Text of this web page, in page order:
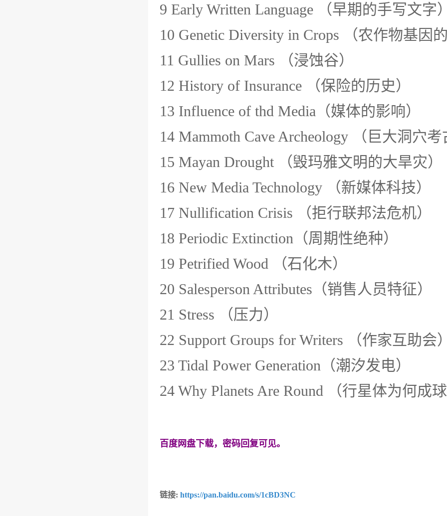
9 Early Written Language （早期的手写文字
10 Genetic Diversity in Crops （农作物基因
11 Gullies on Mars （浸蚀谷）
12 History of Insurance （保险的历史）
13 Influence of thd Media（媒体的影响）
14 Mammoth Cave Archeology （巨大洞穴
15 Mayan Drought （毁玛雅文明的大旱灾）
16 New Media Technology （新媒体科技）
17 Nullification Crisis （拒行联邦法危机）
18 Periodic Extinction（周期性绝种）
19 Petrified Wood （石化木）
20 Salesperson Attributes（销售人员特征）
21 Stress （压力）
22 Support Groups for Writers （作家互助会
23 Tidal Power Generation（潮汐发电）
24 Why Planets Are Round （行星体为何成
百度网盘下载，密码回复可见。
链接: https://pan.baidu.com/s/1cBD3NC